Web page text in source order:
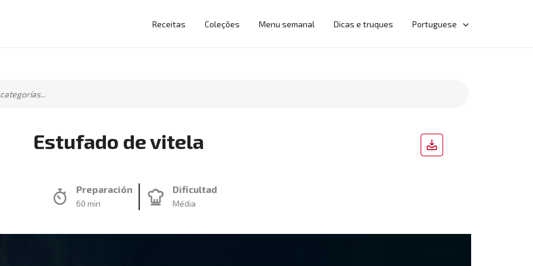
Receitas Coleções Menu semanal Dicas e truques Portuguese
Estufado de vitela
Preparación
60 min
Dificultad
Média